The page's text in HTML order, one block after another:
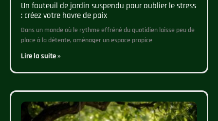
Un fauteuil de jardin suspendu pour oublier le stress
: créez votre havre de paix
Dans un monde où le rythme effréné du quotidien laisse peu de
place à la détente, aménager un espace propice
Lire la suite »